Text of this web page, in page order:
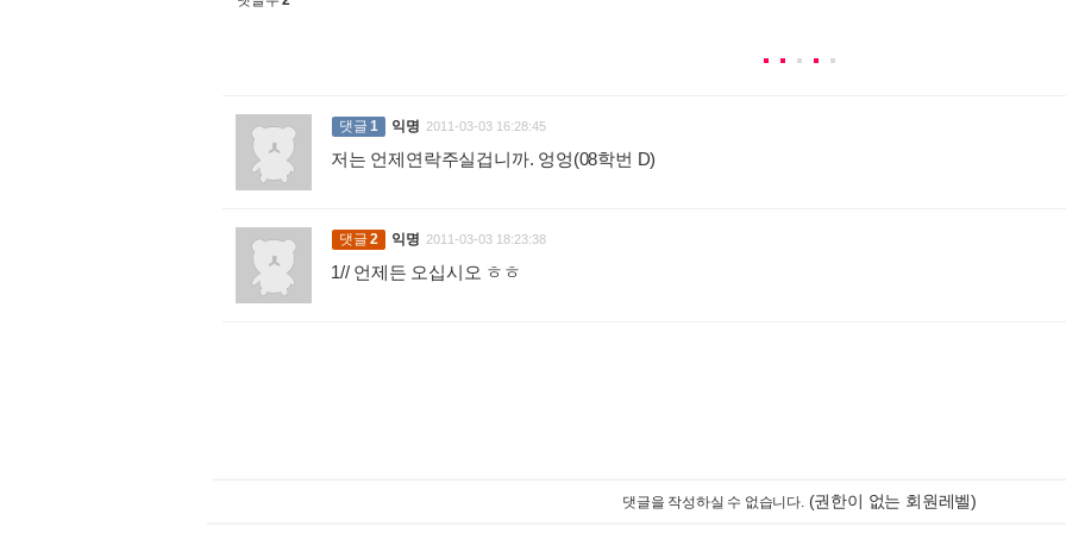
댓글1 익명 2011-03-03 16:28:45
저는 언제연락주실겁니까. 엉엉(08학번 D)
댓글2 익명 2011-03-03 18:23:38
1// 언제든 오십시오 ㅎㅎ
댓글을 작성하실 수 없습니다. (권한이 없는 회원레벨)